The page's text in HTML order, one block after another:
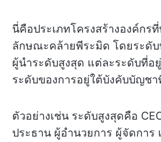
นี่คือประเภทโครงสร้างองค์กร
ลักษณะคล้ายพีระมิด โดยระดั
ผู้นำระดับสูงสุด แต่ละระดับที่อ
ระดับของการอยู่ใต้บังคับบัญช
ตัวอย่างเช่น ระดับสูงสุดคือ
ประธาน ผู้อำนวยการ ผู้จัดการ